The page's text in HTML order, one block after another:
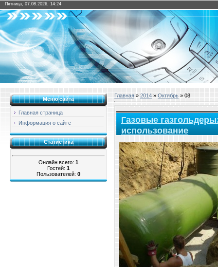
Пятница, 07.08.2026, 14:24
Меню сайта
Главная страница
Информация о сайте
Статистика
Онлайн всего: 1
Гостей: 1
Пользователей: 0
Главная » 2014 » Октябрь » 08
Газовые
использование